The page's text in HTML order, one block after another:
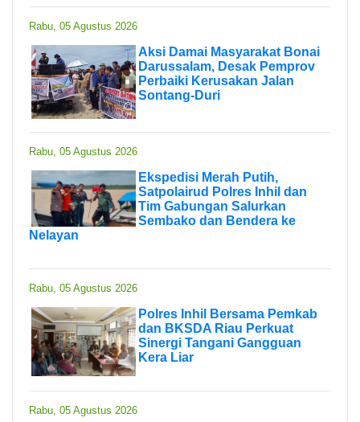
Rabu, 05 Agustus 2026
Aksi Damai Masyarakat Bonai
Darussalam, Desak Pemprov
Perbaiki Kerusakan Jalan
Sontang-Duri
Rabu, 05 Agustus 2026
Ekspedisi Merah Putih,
Satpolairud Polres Inhil dan
Tim Gabungan Salurkan
Sembako dan Bendera ke
Nelayan
Rabu, 05 Agustus 2026
Polres Inhil Bersama Pemkab
dan BKSDA Riau Perkuat
Sinergi Tangani Gangguan
Kera Liar
Rabu, 05 Agustus 2026